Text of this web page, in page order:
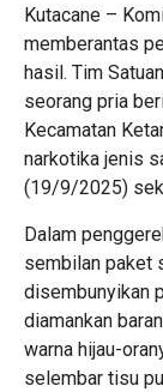
Kutacane –
memberantas
hasil. Tim
seorang pria
Kecamatan
narkotika jenis
(19/9/2025)
Dalam
sembilan paket
disembunyikan
diamankan
warna hijau-
selembar tisu